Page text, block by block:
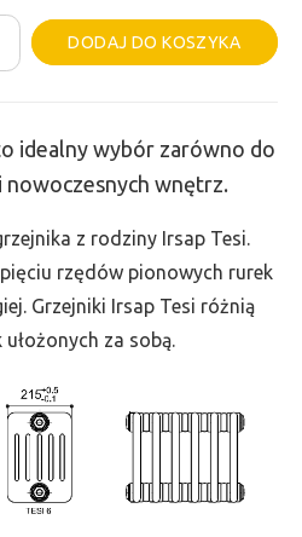
DODAJ DO KOSZYKA
idealny wybór zarówno do
nowoczesnych wnętrz.
z rodziny Irsap Tesi.
rzędów pionowych rurek
Grzejniki Irsap Tesi różnią
za sobą.